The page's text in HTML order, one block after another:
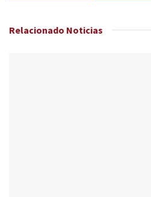
Relacionado Noticias